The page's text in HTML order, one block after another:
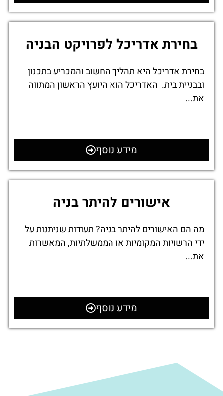
בחירת אדריכל לפרויקט הבניה
בחירת אדריכל היא תהליך החשוב והמכריע בתכנון
ובבניית בית. האדריכל הוא היועץ הראשון המתווה
את...
מידע נוסף
אישורים להיתר בניה
מה הם האישורים להיתר בניה? תעודות שניתנות על
ידי הרשויות המקומיות או הממשלתיות, המאשרות
את...
מידע נוסף